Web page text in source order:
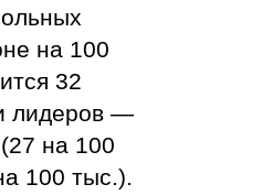
на 100
32
лидеров —
на 100
100 тыс.).